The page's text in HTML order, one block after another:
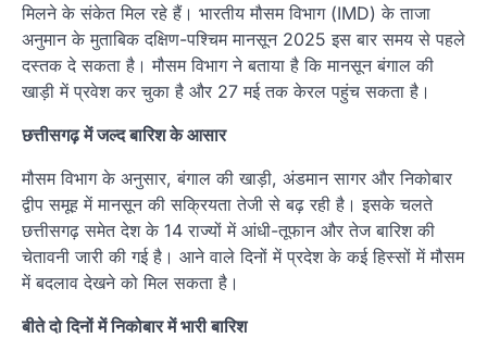
मिलने के संकेत मिल रहे हैं। भारतीय मौसम विभाग (IMD) के ताजा
अनुमान के मुताबिक दक्षिण-पश्चिम मानसून 2025 इस बार समय से पहले
दस्तक दे सकता है। मौसम विभाग ने बताया है कि मानसून बंगाल की
खाड़ी में प्रवेश कर चुका है और 27 मई तक केरल पहुंच सकता है।
छत्तीसगढ़ में जल्द बारिश के आसार
मौसम विभाग के अनुसार, बंगाल की खाड़ी, अंडमान सागर और निकोबार
द्वीप समूह में मानसून की सक्रियता तेजी से बढ़ रही है। इसके चलते
छत्तीसगढ़ समेत देश के 14 राज्यों में आंधी-तूफान और तेज बारिश की
चेतावनी जारी की गई है। आने वाले दिनों में प्रदेश के कई हिस्सों में मौसम
में बदलाव देखने को मिल सकता है।
बीते दो दिनों में निकोबार में भारी बारिश